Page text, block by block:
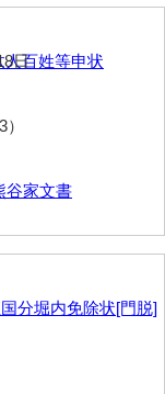
百姓等申状
谷家文書
日
分堀内免除状[門脱]